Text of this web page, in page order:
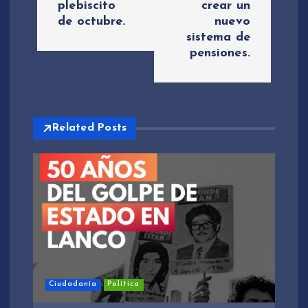
a
ó
plebiscito
de octubre.
crear un
nuevo
sistema de
pensiones.
Related Posts
Ciudadanía Política